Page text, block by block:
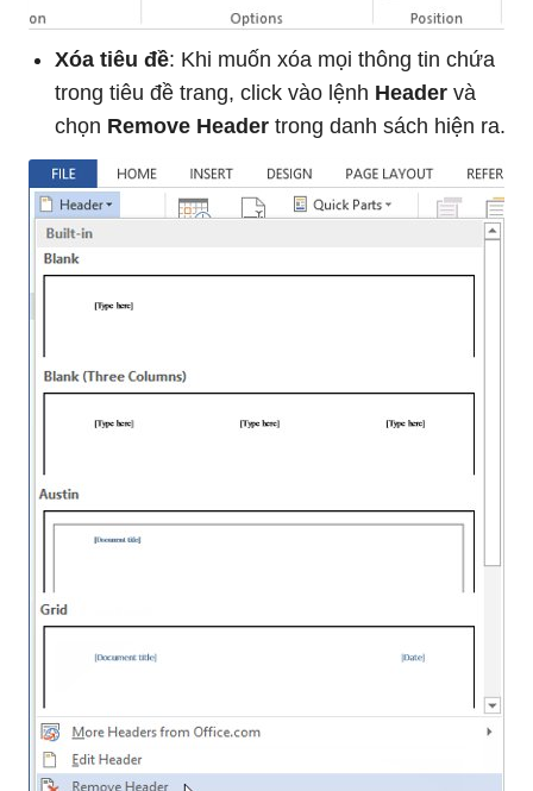
Xóa tiêu đề: Khi muốn xóa mọi thông tin chứa
trong tiêu đề trang, click vào lệnh Header và
chọn Remove Header trong danh sách hiện ra.